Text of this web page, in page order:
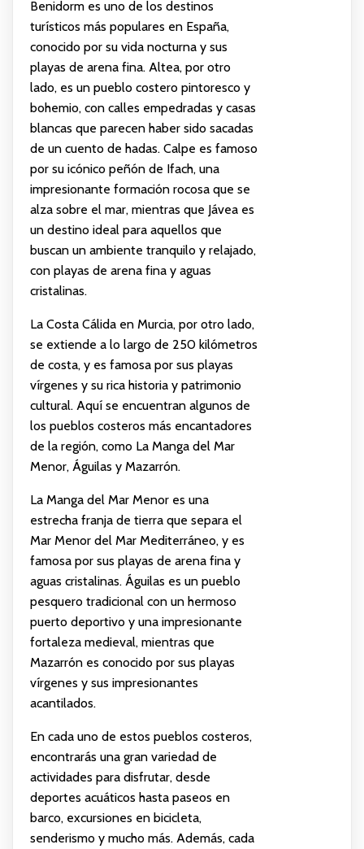
Benidorm es uno de los destinos
turísticos más populares en España,
conocido por su vida nocturna y sus
playas de arena fina. Altea, por otro
lado, es un pueblo costero pintoresco y
bohemio, con calles empedradas y casas
blancas que parecen haber sido sacadas
de un cuento de hadas. Calpe es famoso
por su icónico peñón de Ifach, una
impresionante formación rocosa que se
alza sobre el mar, mientras que Jávea es
un destino ideal para aquellos que
buscan un ambiente tranquilo y relajado,
con playas de arena fina y aguas
cristalinas.
La Costa Cálida en Murcia, por otro lado,
se extiende a lo largo de 250 kilómetros
de costa, y es famosa por sus playas
vírgenes y su rica historia y patrimonio
cultural. Aquí se encuentran algunos de
los pueblos costeros más encantadores
de la región, como La Manga del Mar
Menor, Águilas y Mazarrón.
La Manga del Mar Menor es una
estrecha franja de tierra que separa el
Mar Menor del Mar Mediterráneo, y es
famosa por sus playas de arena fina y
aguas cristalinas. Águilas es un pueblo
pesquero tradicional con un hermoso
puerto deportivo y una impresionante
fortaleza medieval, mientras que
Mazarrón es conocido por sus playas
vírgenes y sus impresionantes
acantilados.
En cada uno de estos pueblos costeros,
encontrarás una gran variedad de
actividades para disfrutar, desde
deportes acuáticos hasta paseos en
barco, excursiones en bicicleta,
senderismo y mucho más. Además, cada